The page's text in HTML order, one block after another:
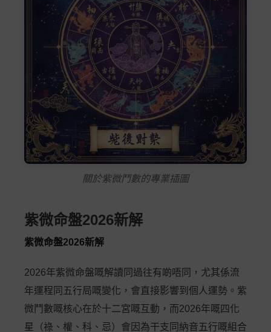
關於紫微鬥數的專業插圖
紫微命盤2026新解
紫微命盤2026新解
2026年紫微命盤嘅解讀同過往有啲唔同，尤其係流
年運程同五行局嘅變化，會直接影響到個人運勢。紫
微鬥數嘅核心在於十二宮嘅互動，而2026年嘅四化
星（祿、權、科、忌）會因為干支同納音五行嘅組合